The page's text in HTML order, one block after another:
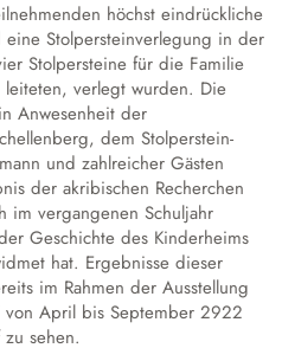
höchst eindrückliche
Stolpersteinverlegung in der
Stolpersteine für die Familie
verlegt wurden. Die
Anwesenheit der
dem Stolperstein-
und zahlreicher Gästen
der akribischen Recherchen
im vergangenen Schuljahr
Geschichte des Kinderheims
hat. Ergebnisse dieser
im Rahmen der Ausstellung
von April bis September 2922
sehen.